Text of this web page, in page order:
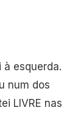
à esquerda.
num dos
LIVRE nas